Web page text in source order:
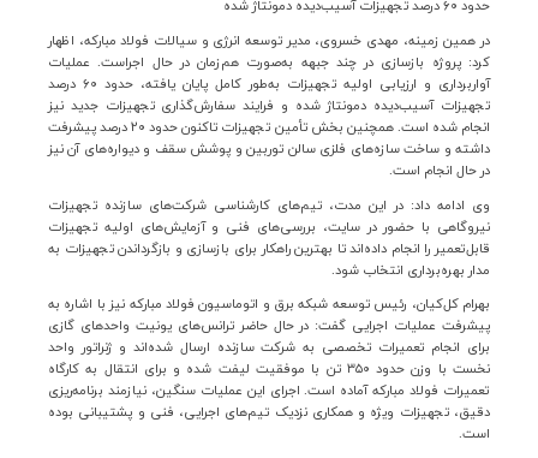
حدود ۶۰درصد تجهیزات آسیب‌دیده دمونتاژ شده
در همین زمینه، مهدی خسروی، مدیر توسعه انرژی و سیالات فولاد مبارکه، اظهار
کرد: پروژه بازسازی در چند جبهه به‌صورت هم‌زمان در حال اجراست. عملیات
آواربرداری و ارزیابی اولیه تجهیزات به‌طور کامل پایان ‌یافته، حدود ۶۰ درصد
تجهیزات آسیب‌دیده دمونتاژ شده و فرایند سفارش‌گذاری تجهیزات جدید نیز
انجام شده است. همچنین بخش تأمین تجهیزات تاکنون حدود ۲۰درصد پیشرفت
داشته و ساخت سازه‌های فلزی سالن توربین و پوشش سقف و دیواره‌های آن نیز
در حال انجام است.
وی ادامه داد: در این مدت، تیم‌های کارشناسی شرکت‌های سازنده تجهیزات
نیروگاهی با حضور در سایت، بررسی‌های فنی و آزمایش‌های اولیه تجهیزات
قابل‌تعمیر را انجام داده‌اند تا بهترین راهکار برای بازسازی و بازگرداندن تجهیزات به
مدار بهره‌برداری انتخاب شود.
بهرام کل‌کیان، رئیس توسعه شبکه برق و اتوماسیون فولاد مبارکه نیز با اشاره به
پیشرفت عملیات اجرایی گفت: در حال حاضر ترانس‌های یونیت واحدهای گازی
برای انجام تعمیرات تخصصی به شرکت سازنده ارسال شده‌اند و ژنراتور واحد
نخست با وزن حدود ۳۵۰ تن با موفقیت لیفت شده و برای انتقال به کارگاه
تعمیرات فولاد مبارکه آماده است. اجرای این عملیات سنگین، نیازمند برنامه‌ریزی
دقیق، تجهیزات ویژه و همکاری نزدیک تیم‌های اجرایی، فنی و پشتیبانی بوده
است.